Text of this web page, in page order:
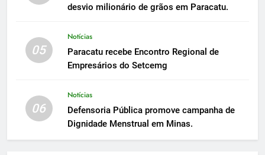
desvio milionário de grãos em Paracatu.
05
Notícias
Paracatu recebe Encontro Regional de
Empresários do Setcemg
06
Notícias
Defensoria Pública promove campanha de
Dignidade Menstrual em Minas.